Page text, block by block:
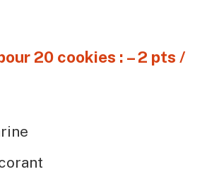
20 cookies : – 2 pts /